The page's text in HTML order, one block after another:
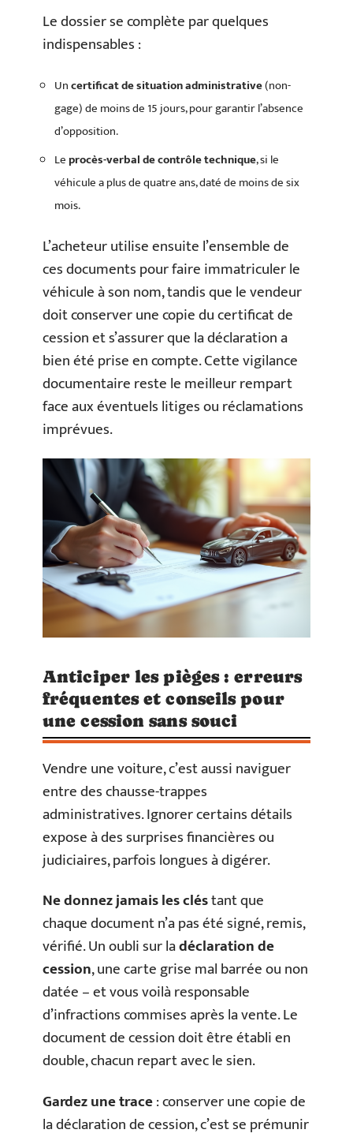
Le dossier se complète par quelques
indispensables :
Uncertificat de situation administrative(non-
gage) de moins de 15 jours, pour garantir l’absence
d’opposition.
Leprocès-verbal de contrôle technique, si le
véhicule a plus de quatre ans, daté de moins de six
mois.
L’acheteur utilise ensuite l’ensemble de
ces documents pour faire immatriculer le
véhicule à son nom, tandis que le vendeur
doit conserver une copie du certificat de
cession et s’assurer que la déclaration a
bien été prise en compte. Cette vigilance
documentaire reste le meilleur rempart
face aux éventuels litiges ou réclamations
imprévues.
Anticiper les pièges : erreurs
fréquentes et conseils pour
une cession sans souci
Vendre une voiture, c’est aussi naviguer
entre des chausse-trappes
administratives. Ignorer certains détails
expose à des surprises financières ou
judiciaires, parfois longues à digérer.
Ne donnez jamais les cléstant que
chaque document n’a pas été signé, remis,
vérifié. Un oubli sur ladéclaration de
cession, une carte grise mal barrée ou non
datée – et vous voilà responsable
d’infractions commises après la vente. Le
document de cession doit être établi en
double, chacun repart avec le sien.
Gardez une trace: conserver une copie de
la déclaration de cession, c’est se prémunir